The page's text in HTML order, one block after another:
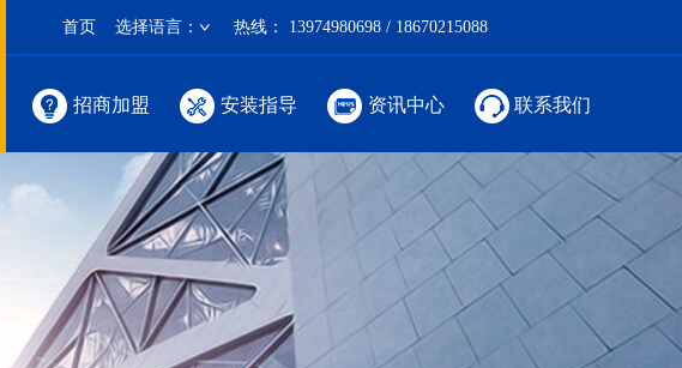
首页 选择语言： 热线： 13974980698 / 18670215088
招商加盟 安装指导 资讯中心 联系我们